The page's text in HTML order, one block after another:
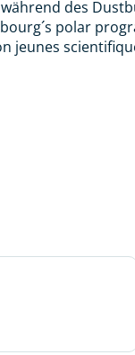
des
polar
jeunes